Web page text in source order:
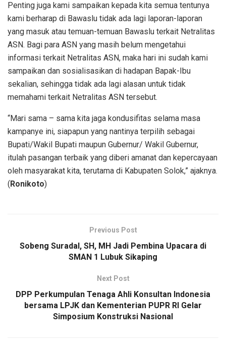
Penting juga kami sampaikan kepada kita semua tentunya
kami berharap di Bawaslu tidak ada lagi laporan-laporan
yang masuk atau temuan-temuan Bawaslu terkait Netralitas
ASN. Bagi para ASN yang masih belum mengetahui
informasi terkait Netralitas ASN, maka hari ini sudah kami
sampaikan dan sosialisasikan di hadapan Bapak-Ibu
sekalian, sehingga tidak ada lagi alasan untuk tidak
memahami terkait Netralitas ASN tersebut.
“Mari sama – sama kita jaga kondusifitas selama masa
kampanye ini, siapapun yang nantinya terpilih sebagai
Bupati/Wakil Bupati maupun Gubernur/ Wakil Gubernur,
itulah pasangan terbaik yang diberi amanat dan kepercayaan
oleh masyarakat kita, terutama di Kabupaten Solok,” ajaknya.
(Ronikoto)
Previous Post
Sobeng Suradal, SH, MH Jadi Pembina Upacara di
SMAN 1 Lubuk Sikaping
Next Post
DPP Perkumpulan Tenaga Ahli Konsultan Indonesia
bersama LPJK dan Kementerian PUPR RI Gelar
Simposium Konstruksi Nasional